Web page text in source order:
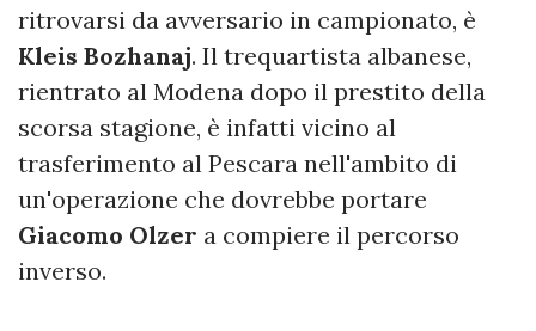
ritrovarsi da avversario in campionato, è
Kleis Bozhanaj. Il trequartista albanese,
rientrato al Modena dopo il prestito della
scorsa stagione, è infatti vicino al
trasferimento al Pescara nell'ambito di
un'operazione che dovrebbe portare
Giacomo Olzer a compiere il percorso
inverso.